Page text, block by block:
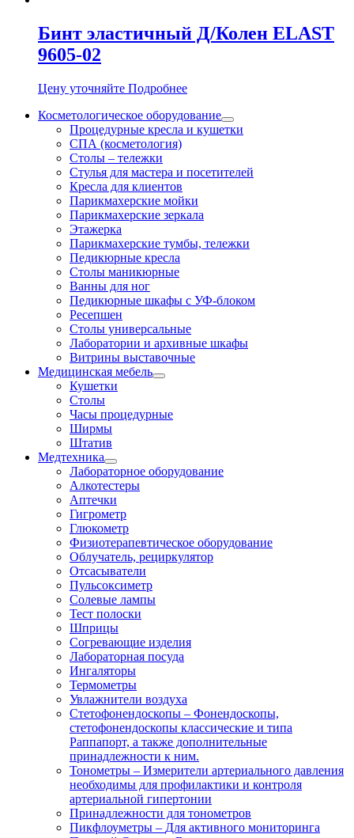
Бинт эластичный Д/Колен ELAST
9605-02
Цену уточняйте Подробнее
Косметологическое оборудование
Процедурные кресла и кушетки
СПА (косметология)
Столы – тележки
Стулья для мастера и посетителей
Кресла для клиентов
Парикмахерские мойки
Парикмахерские зеркала
Этажерка
Парикмахерские тумбы, тележки
Педикюрные кресла
Столы маникюрные
Ванны для ног
Педикюрные шкафы с УФ-блоком
Ресепшен
Столы универсальные
Лаборатории и архивные шкафы
Витрины выставочные
Медицинская мебель
Кушетки
Столы
Часы процедурные
Ширмы
Штатив
Медтехника
Лабораторное оборудование
Алкотестеры
Аптечки
Гигрометр
Глюкометр
Физиотерапевтическое оборудование
Облучатель, рециркулятор
Отсасыватели
Пульсоксиметр
Солевые лампы
Тест полоски
Шприцы
Согревающие изделия
Лабораторная посуда
Ингаляторы
Термометры
Увлажнители воздуха
Стетофонендоскопы – Фонендоскопы,
стетофонендоскопы классические и типа
Раппапорт, а также дополнительные
принадлежности к ним.
Тонометры – Измерители артериального давления
необходимы для профилактики и контроля
артериальной гипертонии
Принадлежности для тонометров
Пикфлоуметры – Для активного мониторинга